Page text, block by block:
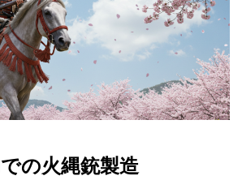
の火縄銃製造